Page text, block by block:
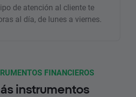
de atención al cliente te
al día, de lunes a viernes.
FINANCIEROS
instrumentos